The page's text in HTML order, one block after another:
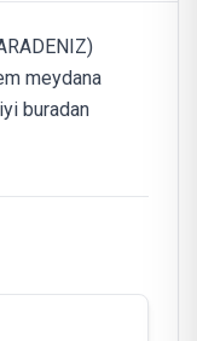
meydana
buradan